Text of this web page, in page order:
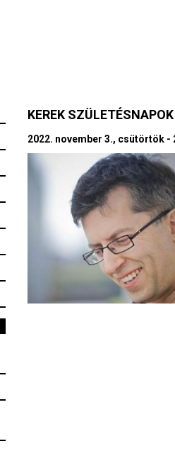
KEREK SZÜLETÉSNAPOK
2022. november 3., csütörtök -